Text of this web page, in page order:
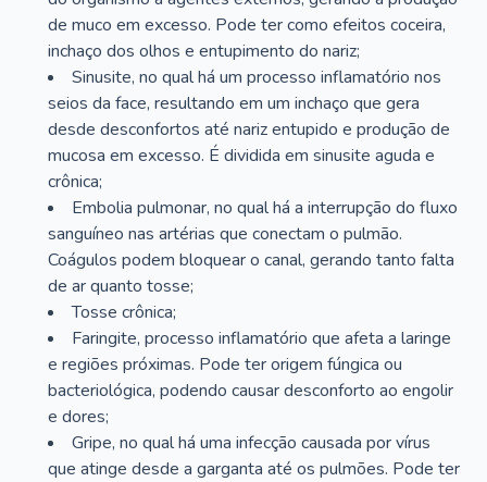
de muco em excesso. Pode ter como efeitos coceira,
inchaço dos olhos e entupimento do nariz;
Sinusite, no qual há um processo inflamatório nos
seios da face, resultando em um inchaço que gera
desde desconfortos até nariz entupido e produção de
mucosa em excesso. É dividida em sinusite aguda e
crônica;
Embolia pulmonar, no qual há a interrupção do fluxo
sanguíneo nas artérias que conectam o pulmão.
Coágulos podem bloquear o canal, gerando tanto falta
de ar quanto tosse;
Tosse crônica;
Faringite, processo inflamatório que afeta a laringe
e regiões próximas. Pode ter origem fúngica ou
bacteriológica, podendo causar desconforto ao engolir
e dores;
Gripe, no qual há uma infecção causada por vírus
que atinge desde a garganta até os pulmões. Pode ter